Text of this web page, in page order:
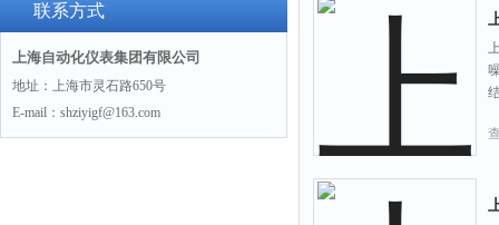
联系方式
上海自动化仪表集团有限公司
地址：上海市灵石路650号
E-mail：shziyigf@163.com